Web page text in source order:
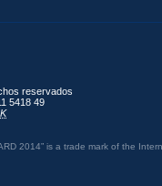
reservados
5418 49
2014” is a trade mark of the